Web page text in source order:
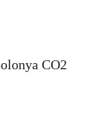
CO2